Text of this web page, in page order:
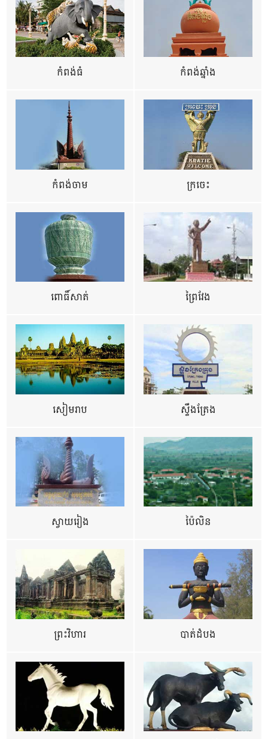
កំពង់ធំ កំពង់ឆ្នាំង
កំពង់ចាម ក្រចេះ
ពោធិ៍សាត់ ព្រៃវែង
សៀមរាប ស្ទឹងត្រែង
ស្វាយរៀង ប៉ៃលិន
ព្រះវិហារ បាត់ដំបង